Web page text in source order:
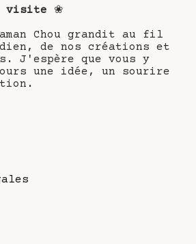
visite ❀
Chou grandit au fil
de nos créations et
J'espère que vous y
une idée, un sourire